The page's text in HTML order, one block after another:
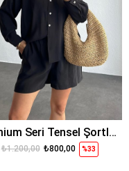
Premium Seri Tensel Şortlu Takım Siyah
%33
₺800,00
₺1.200,00